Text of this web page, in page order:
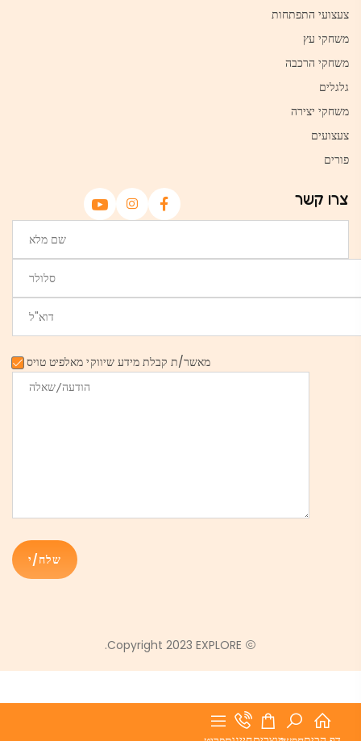
צעצועי התפתחות
משחקי עץ
משחקי הרכבה
גלגלים
משחקי יצירה
צעצועים
פורים
צרו קשר
מאשר/ת קבלת מידע שיווקי מאלפיט טויס